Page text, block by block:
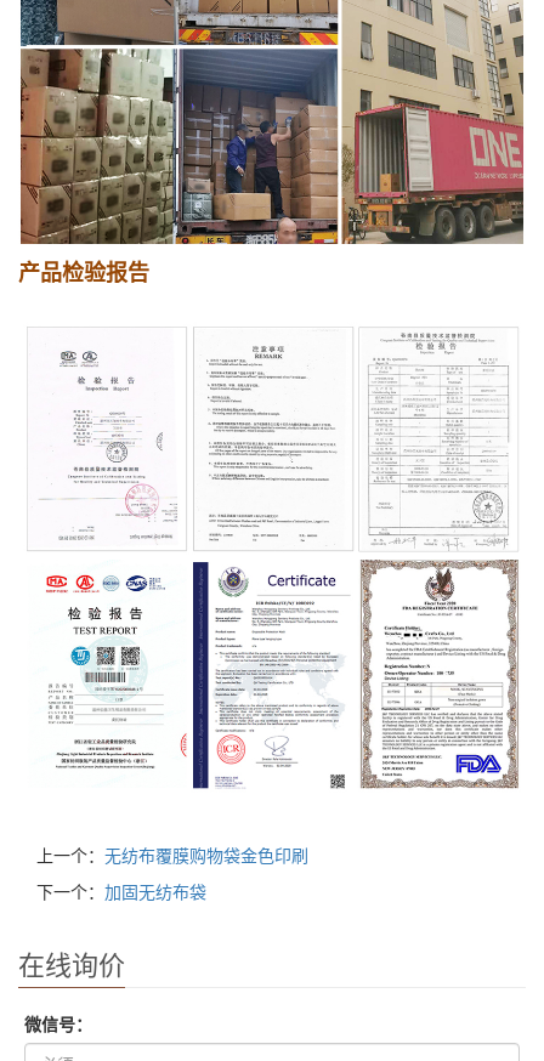
产品检验报告
上一个： 无纺布覆膜购物袋金色印刷
下一个： 加固无纺布袋
在线询价
微信号：